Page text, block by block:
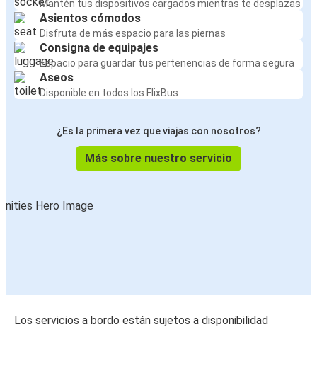
Mantén tus dispositivos cargados mientras te desplazas
Asientos cómodos
Disfruta de más espacio para las piernas
Consigna de equipajes
Espacio para guardar tus pertenencias de forma segura
Aseos
Disponible en todos los FlixBus
¿Es la primera vez que viajas con nosotros?
Más sobre nuestro servicio
Los servicios a bordo están sujetos a disponibilidad